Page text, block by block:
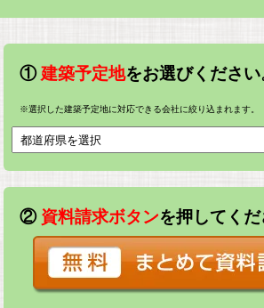
①建築予定地をお選びください
※選択した建築予定地に対応できる会社に絞り込まれます。
② 資料請求ボタンを押してくだ